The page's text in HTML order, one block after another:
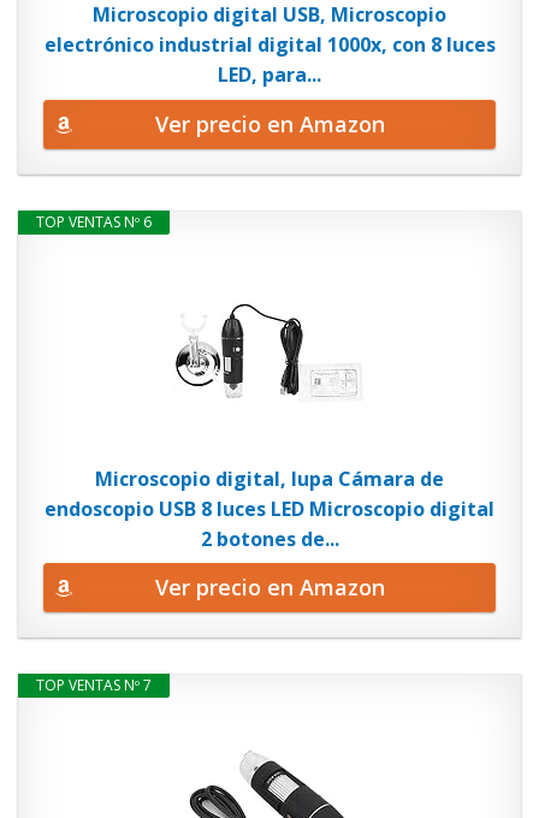
Microscopio digital USB, Microscopio
electrónico industrial digital 1000x, con 8 luces
LED, para...
Ver precio en Amazon
TOP VENTAS Nº 6
Microscopio digital, lupa Cámara de
endoscopio USB 8 luces LED Microscopio digital
2 botones de...
Ver precio en Amazon
TOP VENTAS Nº 7